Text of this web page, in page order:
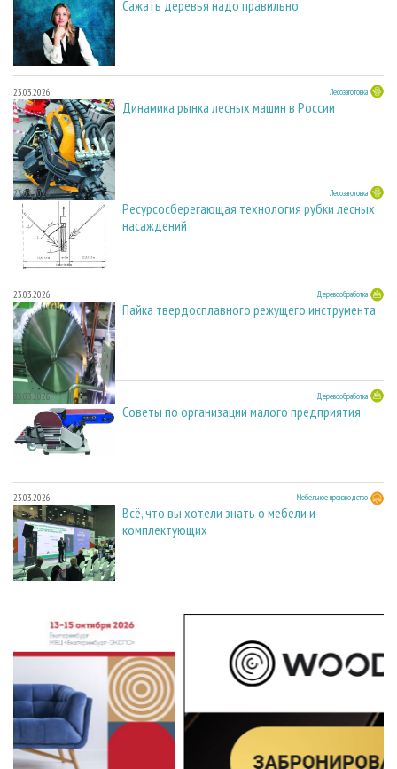
Сажать деревья надо правильно
23.03.2026 Лесозаготовка
Динамика рынка лесных машин в России
23.03.2026 Лесозаготовка
Ресурсосберегающая технология рубки лесных
насаждений
23.03.2026 Деревообработка
Пайка твердосплавного режущего инструмента
23.03.2026 Деревообработка
Советы по организации малого предприятия
23.03.2026 Мебельное производство
Всё, что вы хотели знать о мебели и
комплектующих